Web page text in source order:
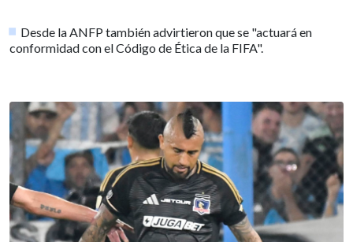
Desde la ANFP también advirtieron que se "actuará en
conformidad con el Código de Ética de la FIFA".